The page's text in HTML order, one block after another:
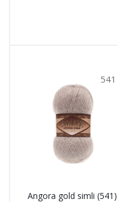
541
Angora gold simli (541)